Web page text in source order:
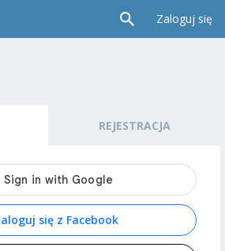
Zaloguj się
REJESTRACJA
się z Facebook